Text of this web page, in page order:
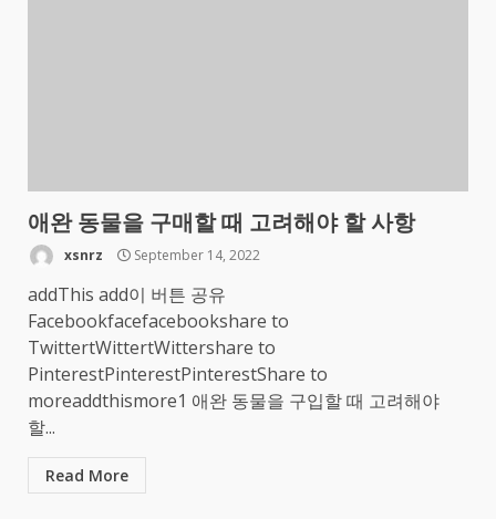
애완 동물을 구매할 때 고려해야 할 사항
xsnrz September 14, 2022
addThis add이 버튼 공유
Facebookfacefacebookshare to
TwittertWittertWittershare to
PinterestPinterestPinterestShare to
moreaddthismore1 애완 동물을 구입할 때 고려해야
할...
Read More